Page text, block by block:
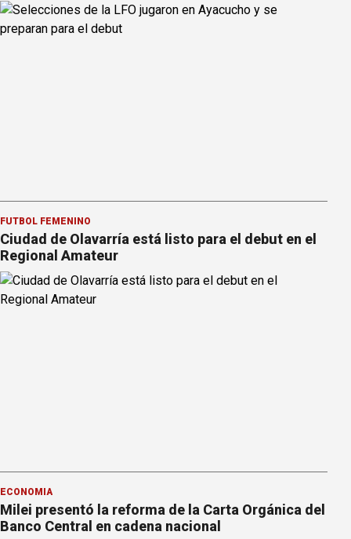
FÚTBOL FEMENINO
Ciudad de Olavarría está listo para el debut en el
Regional Amateur
ECONOMÍA
Milei presentó la reforma de la Carta Orgánica del
Banco Central en cadena nacional